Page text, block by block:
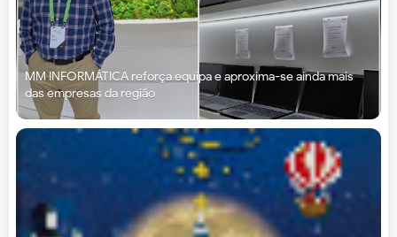
MM INFORMÁTICA reforça equipa e aproxima-se ainda mais
das empresas da região